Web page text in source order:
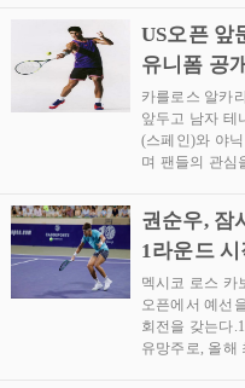
US오픈 앞
유니폼 공개
카를로스 알카
앞두고 남자 테
(스페인)와 야
며 팬들의 관
권순우, 잠
1라운드 시
멕시코 로스 카
오픈에서 예선
회전을 갖는다
유망주로, 올